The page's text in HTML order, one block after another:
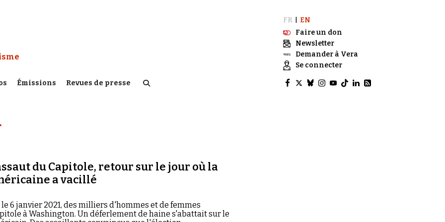
:
Émissions Revues de presse
FR
EN
Faire un don
Newsletter
Demander à Vera
Se connecter
du Capitole, retour sur le jour où la
a vacillé
6 janvier 2021, des milliers d'hommes et de femmes
à Washington. Un déferlement de haine s'abattait sur le